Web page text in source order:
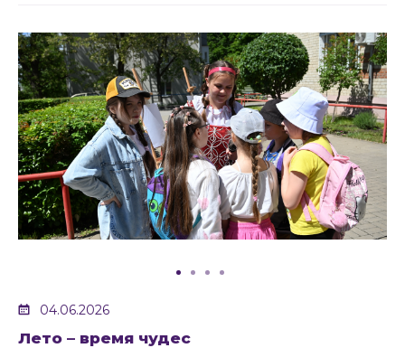
04.06.2026
Лето – время чудес